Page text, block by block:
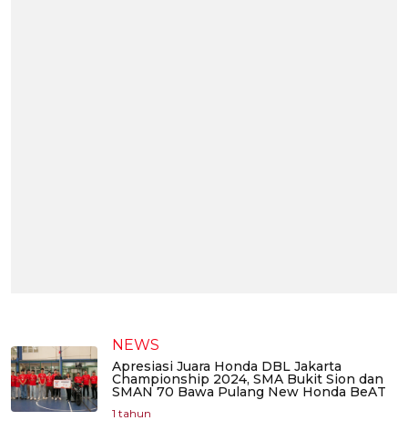
NEWS
Apresiasi Juara Honda DBL Jakarta
Championship 2024, SMA Bukit Sion dan
SMAN 70 Bawa Pulang New Honda BeAT
1 tahun